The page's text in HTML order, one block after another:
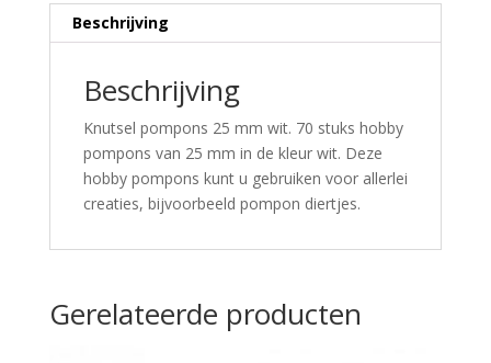
Beschrijving
Beschrijving
Knutsel pompons 25 mm wit. 70 stuks hobby
pompons van 25 mm in de kleur wit. Deze
hobby pompons kunt u gebruiken voor allerlei
creaties, bijvoorbeeld pompon diertjes.
Gerelateerde producten